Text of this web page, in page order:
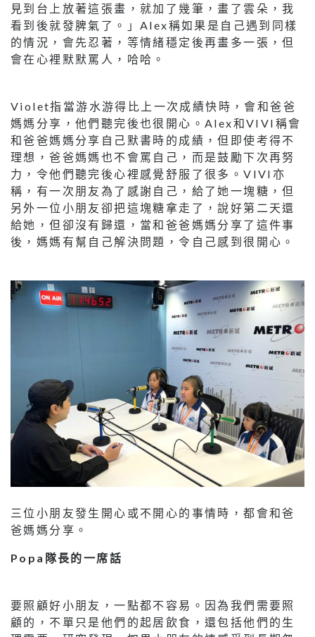
見到台上放著這張畫，就加了幾筆，畫了雲朵，我
看到後就發脾氣了。」Alex稱如果是自己遇到同樣
的情況，會先忍著，等情緒穩定後再畫多一張，但
會在心裡默默罵人，哈哈。
Violet指當游水游得比上一次成績快時，會和爸爸
媽媽分享，他們聽完後也很開心。Alex和VIVI稱會
和爸爸媽媽分享自己默書時的成績，但即使考得不
理想，爸爸媽媽也不會罵自己，而是鼓勵下次再努
力，令他們聽完後心裡感覺舒服了很多。VIVI亦
稱，有一次朋友為了感謝自己，給了她一塊糖，但
另外一位小朋友卻把這塊糖拿走了，說好第二天還
給她，但卻沒有歸還，當和爸爸媽媽分享了這件事
後，媽媽有幫自己解決問題，令自己感到很開心。
三位小朋友發生開心或不開心的事情時，都會和爸
爸媽媽分享。
Popa隊長的一席話
要照顧好小朋友，一點都不容易。因為我們需要照
顧的，不單只是他們的起居飲食，還包括他們的生